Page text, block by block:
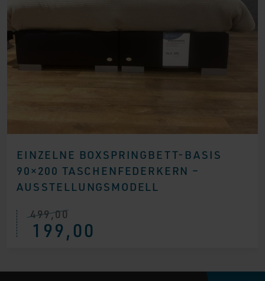
EINZELNE BOXSPRINGBETT-BASIS
90×200 TASCHENFEDERKERN –
AUSSTELLUNGSMODELL
499,00
Ursprünglicher
Preis
war:199,00
Aktueller
Preis
ist: